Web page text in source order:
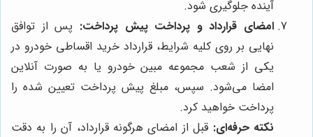
آینده جلوگیری شود.
امضای قرارداد و پرداخت پیش پرداخت: پس از توافق
نهایی بر روی کلیه شرایط، قرارداد خرید اقساطی خودرو در
یکی از شعب مجموعه مبین خودرو یا به صورت آنلاین
امضا می‌شود. سپس، مبلغ پیش پرداخت تعیین شده را
پرداخت خواهید کرد.
نکته حرفه‌ای: قبل از امضای هرگونه قرارداد، آن را به دقت